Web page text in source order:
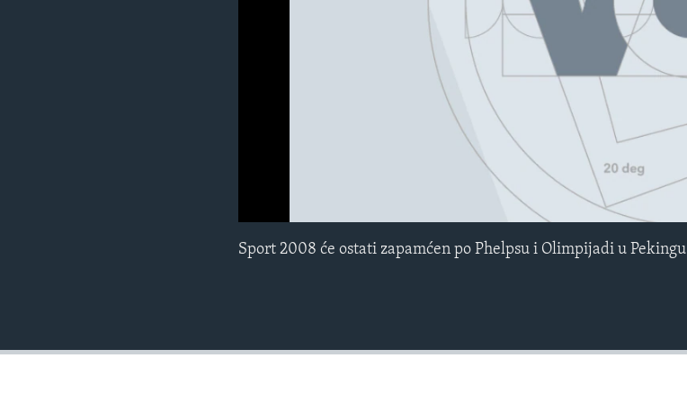
0:00 0:00:00
Sport 2008 će ostati zapamćen po Phelpsu i Olimpijadi u Pekingu